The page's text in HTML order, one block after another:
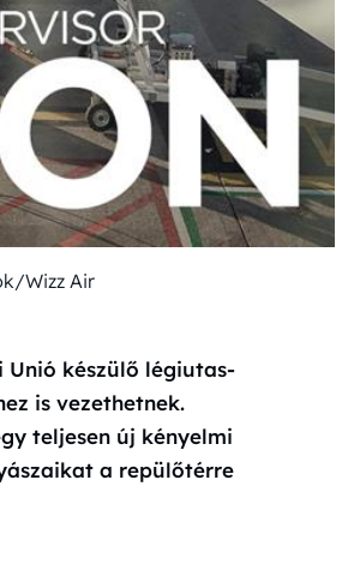
Wizz Air
készülő légiutas-
is vezethetnek.
teljesen új kényelmi
a repülőtérre